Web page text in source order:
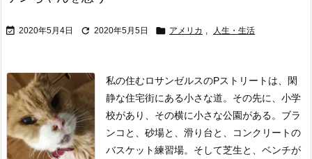
 2020年5月4日  2020年5月5日  アメリカ , 人生・生活
私の住むロサンゼルスのPストリートは、閑
静な住宅街にある小さな道。その先に、小学
校があり、その横に小さな公園がある。 ブラ
ンコと、砂場と、滑り台と、コンクリートの
バスケット練習場。 そして芝生と、ベンチが